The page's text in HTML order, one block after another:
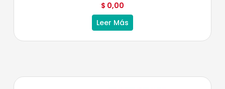
$ 0,00
Leer Más